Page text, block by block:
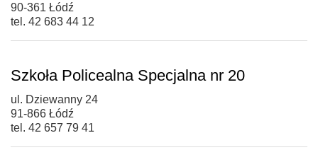
90-361 Łódź
tel. 42 683 44 12
Szkoła Policealna Specjalna nr 20
ul. Dziewanny 24
91-866 Łódź
tel. 42 657 79 41